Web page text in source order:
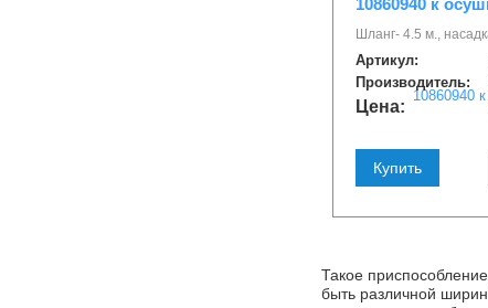
Шланг- 4.5 м.,
Артикул:
Производитель:
Цена:
Купить
Такое
быть различной